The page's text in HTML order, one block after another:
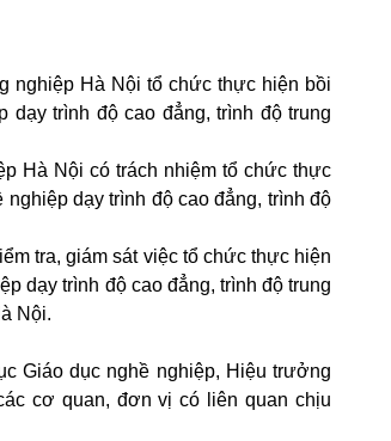
nghiệp Hà Nội tổ chức thực hiện bồi
dạy trình độ cao đẳng, trình độ trung
Hà Nội có trách nhiệm tổ chức thực
dạy trình độ cao đẳng, trình độ
tra, giám sát việc tổchức thực hiện
dạy trình độ cao đẳng, trình độ trung
Nội.
Giáo dục nghề nghiệp, Hiệu trưởng
cơ quan, đơn vị có liên quan chịu